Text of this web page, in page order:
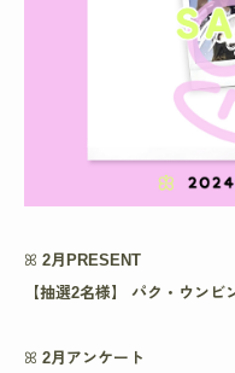
ꕤ 2月PRESENT
【抽選2名様】 パク・ウンビ
ꕤ 2月アンケート